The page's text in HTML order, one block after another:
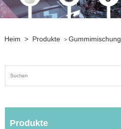
Heim > Produkte > Gummimischung
Produkte